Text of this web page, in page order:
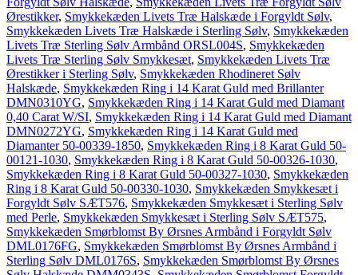
Ørestikker, Smykkekæden Livets Træ Halskæde i Forgyldt Sølv,
Smykkekæden Livets Træ Halskæde i Sterling Sølv, Smykkekæden
Livets Træ Sterling Sølv Armbånd ORSL004S, Smykkekæden
Livets Træ Sterling Sølv Smykkesæt, Smykkekæden Livets Træ
Ørestikker i Sterling Sølv, Smykkekæden Rhodineret Sølv
Halskæde, Smykkekæden Ring i 14 Karat Guld med Brillanter
DMN0310YG, Smykkekæden Ring i 14 Karat Guld med Diamant
0,40 Carat W/SI, Smykkekæden Ring i 14 Karat Guld med Diamant
DMN0272YG, Smykkekæden Ring i 14 Karat Guld med
Diamanter 50-00339-1850, Smykkekæden Ring i 8 Karat Guld 50-
00121-1030, Smykkekæden Ring i 8 Karat Guld 50-00326-1030,
Smykkekæden Ring i 8 Karat Guld 50-00327-1030, Smykkekæden
Ring i 8 Karat Guld 50-00330-1030, Smykkekæden Smykkesæt i
Forgyldt Sølv SÆT576, Smykkekæden Smykkesæt i Sterling Sølv
med Perle, Smykkekæden Smykkesæt i Sterling Sølv SÆT575,
Smykkekæden Smørblomst By Ørsnes Armbånd i Forgyldt Sølv
DML0176FG, Smykkekæden Smørblomst By Ørsnes Armbånd i
Sterling Sølv DML0176S, Smykkekæden Smørblomst By Ørsnes